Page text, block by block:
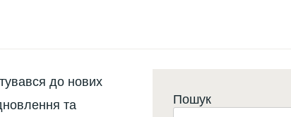
до нових
та
Пошук